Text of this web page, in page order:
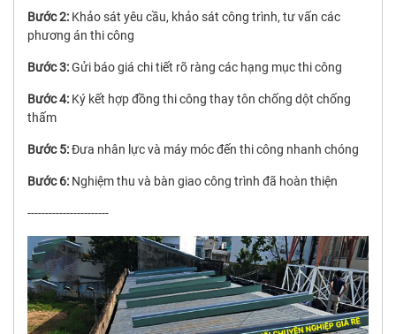
Bước 2: Khảo sát yêu cầu, khảo sát công trình, tư vấn các
phương án thi công
Bước 3:Gửi báo giá chi tiết rõ ràng các hạng mục thi công
Bước 4: Ký kết hợp đồng thi công thay tôn chống dột chống
thấm
Bước 5:Đưa nhân lực và máy móc đến thi công nhanh chóng
Bước 6: Nghiệm thu và bàn giao công trình đã hoàn thiện
-----------------------